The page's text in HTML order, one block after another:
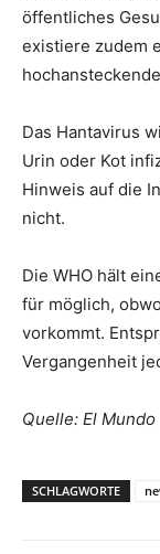
öffentliches
existiere zudem
Das Hantavirus
Urin oder Kot
Hinweis auf die
nicht.
Die WHO hält
für möglich,
vorkommt.
Vergangenheit
Quelle: El Mundo
SCHLAGWORTE